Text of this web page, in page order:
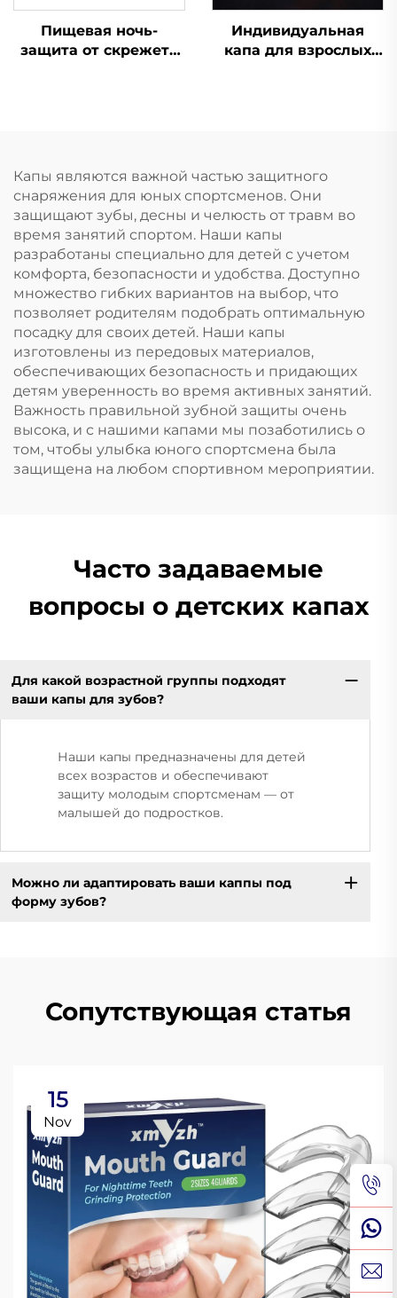
Пищевая ночь-
защита от скрежета
зубные капы
Индивидуальная
капа для взрослых
оптом
Капы являются важной частью защитного
снаряжения для юных спортсменов. Они
защищают зубы, десны и челюсть от травм во
время занятий спортом. Наши капы
разработаны специально для детей с учетом
комфорта, безопасности и удобства. Доступно
множество гибких вариантов на выбор, что
позволяет родителям подобрать оптимальную
посадку для своих детей. Наши капы
изготовлены из передовых материалов,
обеспечивающих безопасность и придающих
детям уверенность во время активных занятий.
Важность правильной зубной защиты очень
высока, и с нашими капами мы позаботились о
том, чтобы улыбка юного спортсмена была
защищена на любом спортивном мероприятии.
Часто задаваемые
вопросы о детских капах
Для какой возрастной группы подходят
ваши капы для зубов?
Наши капы предназначены для детей
всех возрастов и обеспечивают
защиту молодым спортсменам — от
малышей до подростков.
Можно ли адаптировать ваши каппы под
форму зубов?
Сопутствующая статья
15
Nov